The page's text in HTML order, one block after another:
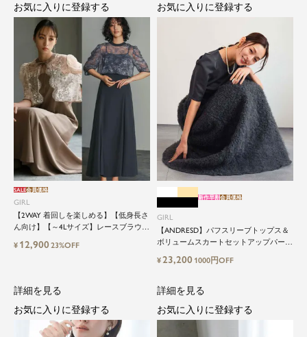
GIRL
【2WAY 着回しを楽しめる】【低身長さ
ん向け】【～4Lサイズ】レースブラウス
ング結婚式ワンピース
SALE会員価格
¥ 12,90023%OFF
お気に入りに登録する
GIRL
【ANDRESD】パフスリーブトップス＆
ボリュームスカートセットアップパーテ
新作早割会員価格
¥23,200 1000円OFF
お気に入りに登録する
詳細を見る
お気に入りに登録する
詳細を見る
お気に入りに登録する